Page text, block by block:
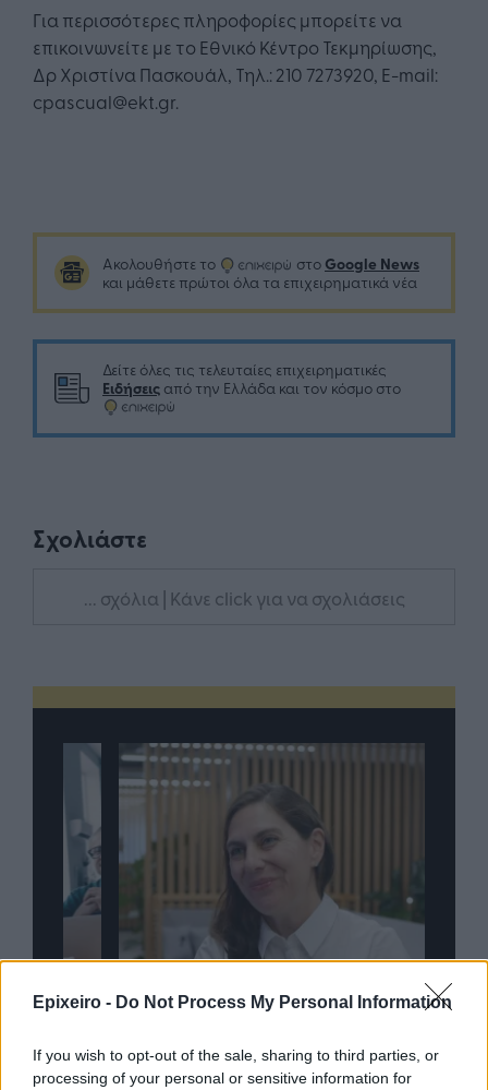
Epixeiro - Do Not Process My Personal Information
If you wish to opt-out of the sale, sharing to third parties, or
processing of your personal or sensitive information for
Για περισσότερες πληροφορίες μπορείτε να
επικοινωνείτε με το Εθνικό Κέντρο Τεκμηρίωσης,
Δρ Χριστίνα Πασκουάλ, Τηλ.: 210 7273920, E-mail:
cpascual@ekt.gr.
Ακολουθήστε το στο Google News
και μάθετε πρώτοι όλα τα επιχειρηματικά νέα
Δείτε όλες τις τελευταίες επιχειρηματικές
Ειδήσεις από την Ελλάδα και τον κόσμο στο
Σχολιάστε
... σχόλια | Κάνε click για να σχολιάσεις